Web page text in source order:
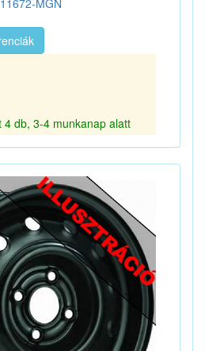
MGN
4 db, 3-4 munkanap alatt